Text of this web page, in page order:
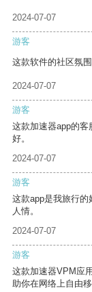
2024-07-07
游客
这款软件的社区氛
2024-07-07
游客
这款加速器app的
好。
2024-07-07
游客
这款app是我旅行
人情。
2024-07-07
游客
这款加速器VPM应
助你在网络上自由移